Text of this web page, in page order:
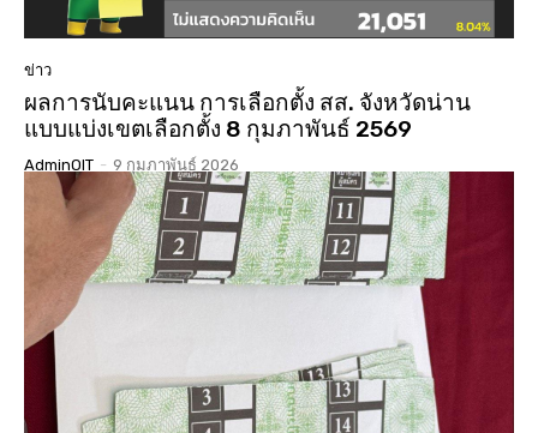
ข่าว
ผลการนับคะแนน การเลือกตั้ง สส. จังหวัดน่าน
แบบแบ่งเขตเลือกตั้ง 8 กุมภาพันธ์ 2569
AdminOIT - 9 กุมภาพันธ์ 2026